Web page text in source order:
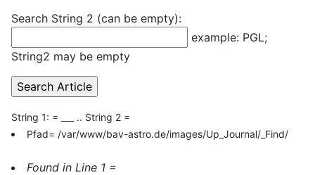
Search String 2 (can be empty):
example: PGL;
String2 may be empty
String 1: = ___ .. String 2 =
Pfad= /var/www/bav-astro.de/images/Up_Journal/_Find/
Found in Line 1 =